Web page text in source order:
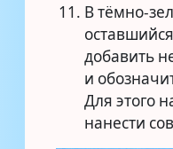
В тёмно-
добавить
и
Для этого
нанести